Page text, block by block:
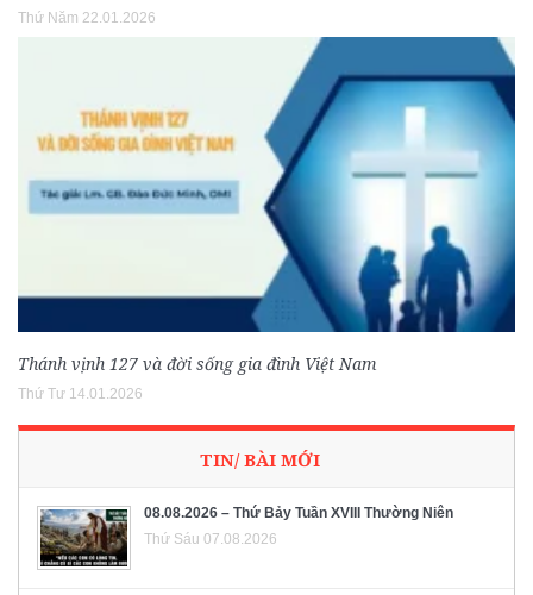
Thứ Năm 22.01.2026
Thánh vịnh 127 và đời sống gia đình Việt Nam
Thứ Tư 14.01.2026
TIN/ BÀI MỚI
08.08.2026 – Thứ Bảy Tuần XVIII Thường Niên
Thứ Sáu 07.08.2026